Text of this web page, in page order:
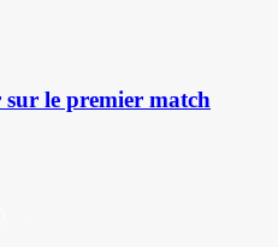
le premier match